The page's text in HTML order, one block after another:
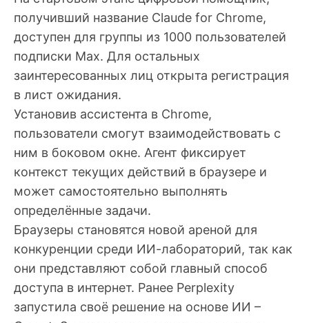
получивший название Claude for Chrome,
доступен для группы из 1000 пользователей
подписки Max. Для остальных
заинтересованных лиц открыта регистрация
в лист ожидания.
Установив ассистента в Chrome,
пользователи смогут взаимодействовать с
ним в боковом окне. Агент фиксирует
контекст текущих действий в браузере и
может самостоятельно выполнять
определённые задачи.
Браузеры становятся новой ареной для
конкуренции среди ИИ-лабораторий, так как
они представляют собой главный способ
доступа в интернет. Ранее Perplexity
запустила своё решение на основе ИИ –